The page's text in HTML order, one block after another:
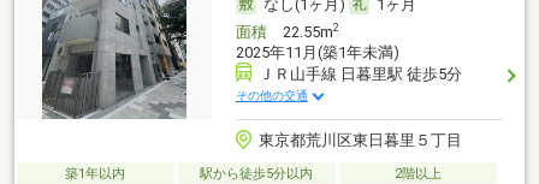
なし(1ヶ月)
1ヶ月
面積22.55m2
2025年11月(築1年未満)
ＪＲ山手線 日暮里駅 徒歩5分
その他の交通
東京都荒川区東日暮里５丁目
築1年以内 駅から徒歩5分以内
2階以上